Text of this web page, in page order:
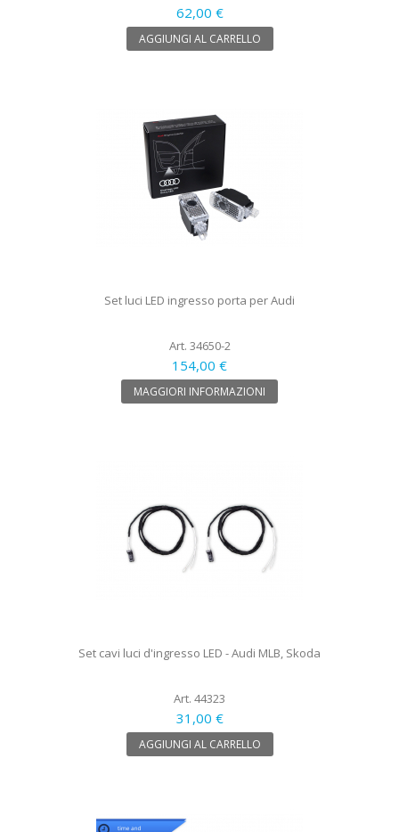
62,00 €
AGGIUNGI AL CARRELLO
Set luci LED ingresso porta per Audi
Art. 34650-2
154,00 €
MAGGIORI INFORMAZIONI
Set cavi luci d'ingresso LED - Audi MLB, Skoda
Art. 44323
31,00 €
AGGIUNGI AL CARRELLO